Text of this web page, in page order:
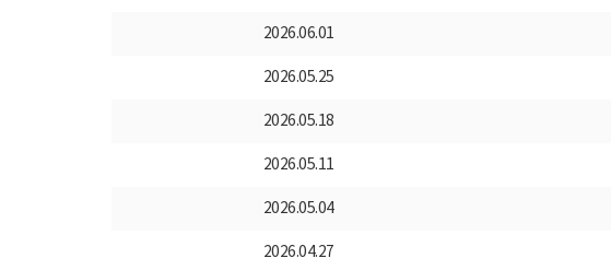
2026.06.01
2026.05.25
2026.05.18
2026.05.11
2026.05.04
2026.04.27